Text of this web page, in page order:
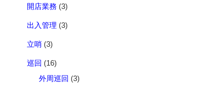
開店業務 (3)
出入管理 (3)
立哨 (3)
巡回 (16)
外周巡回 (3)